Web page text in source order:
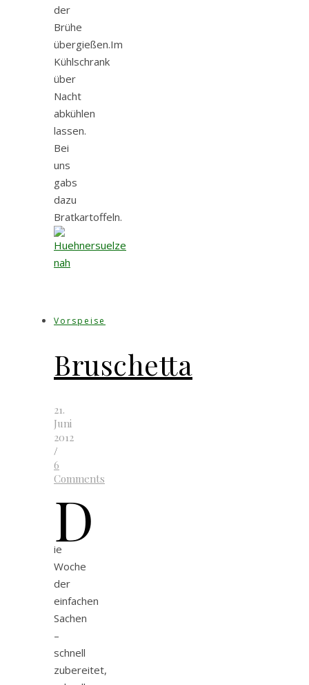
der
Brühe
übergießen.Im
Kühlschrank
über
Nacht
abkühlen
lassen.
Bei
uns
gabs
dazu
Bratkartoffeln.
Vorspeise
Bruschetta
21.
Juni
2012
/
6
Comments
D
ie
Woche
der
einfachen
Sachen
–
schnell
zubereitet,